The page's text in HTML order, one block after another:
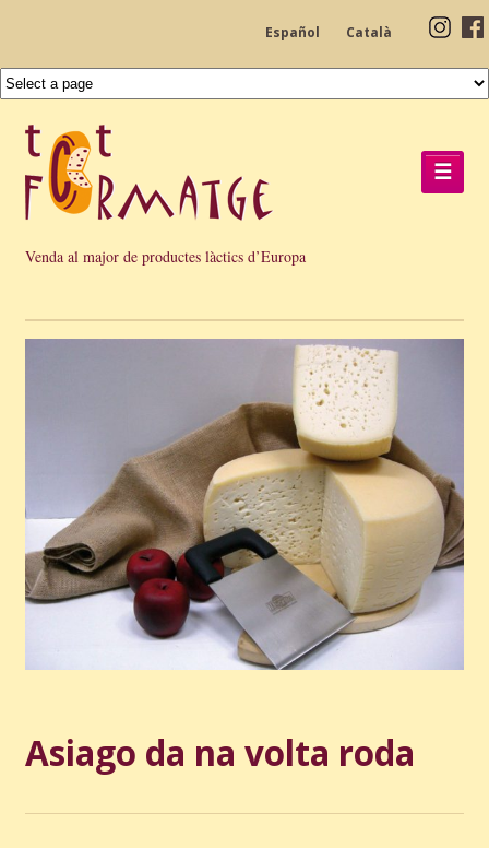
Español Català
Venda al major de productes làctics d’Europa
☰
Asiago da na volta roda